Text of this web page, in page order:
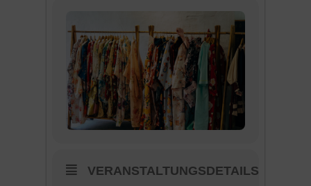
VERANSTALTUNGSDETAILS